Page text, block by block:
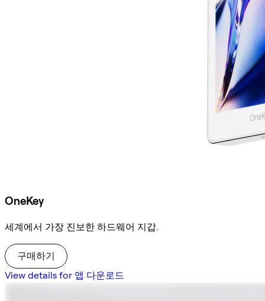
OneKey
세계에서 가장 진보한 하드웨어 지갑.
구매하기
View details for 앱 다운로드